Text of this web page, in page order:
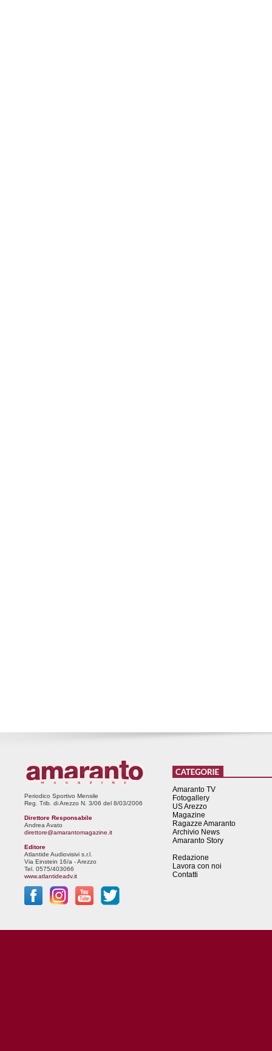
Periodico Sportivo Mensile
Reg. Trib. di Arezzo N. 3/06 del 8/03/2006
Direttore Responsabile
Andrea Avato
direttore@amarantomagazine.it
Editore
Atlantide Audiovisivi s.r.l.
Via Einstein 16/a - Arezzo
Tel. 0575/403066
www.atlantideadv.it
Amaranto TV
Fotogallery
US Arezzo
Magazine
Ragazze Amaranto
Archivio News
Amaranto Story
Redazione
Lavora con noi
Contatti